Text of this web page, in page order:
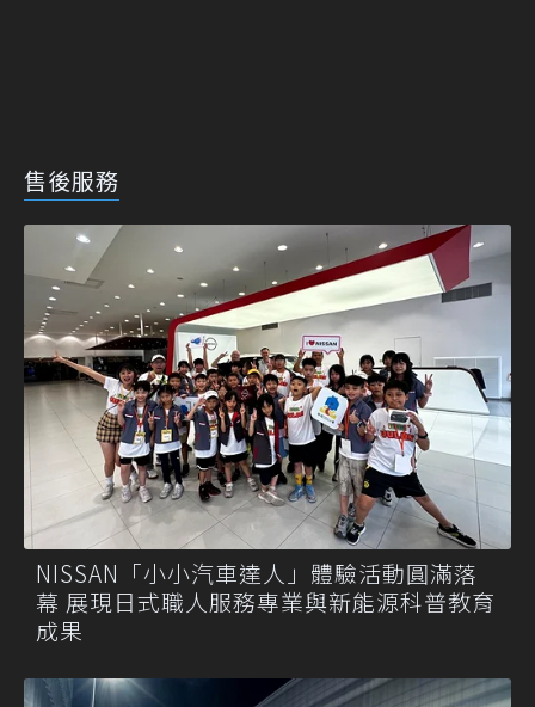
售後服務
NISSAN「小小汽車達人」體驗活動圓滿落
幕 展現日式職人服務專業與新能源科普教育
成果